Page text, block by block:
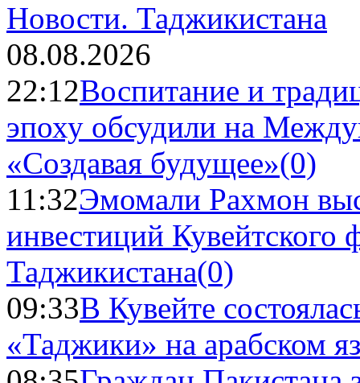
Новости. Таджикистана
08.08.2026
22:12Воспитание и
эпоху обсудили на
«Создавая будущее»(0)
11:32Эмомали Рахмон
инвестиций Кувейтского
Таджикистана(0)
09:33В Кувейте
«Таджики» на арабском